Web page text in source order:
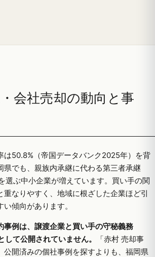
会社売却の動向と事
は50.8%（帝国データバンク2025年）を背
県でも、親族内承継に代わる第三者承継
選ぶ中小企業が増えています。買い手の関
重なりやすく、地域に根ざした企業ほど引
傾向があります。
事例は、譲渡企業と買い手の守秘義務
して公開されていません。
「赤村 売却事
公開済みの個社事例を探すよりも、福岡県